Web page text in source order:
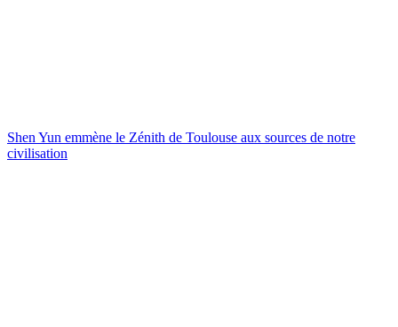
Shen Yun emmène le Zénith de Toulouse aux sources de notre
civilisation